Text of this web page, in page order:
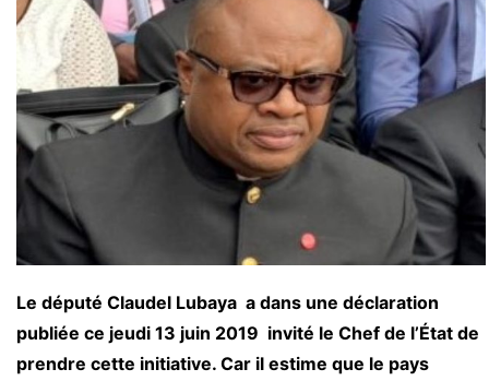
Le député Claudel Lubaya a dans une déclaration
publiée ce jeudi 13 juin 2019 invité le Chef de l’État de
prendre cette initiative. Car il estime que le pays